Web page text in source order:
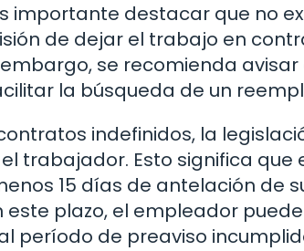
importante destacar que no
de dejar el trabajo en
se recomienda
la búsqueda de un
indefinidos, la
trabajador. Esto significa
15 días de antelación de
este plazo, el empleador
período de preaviso